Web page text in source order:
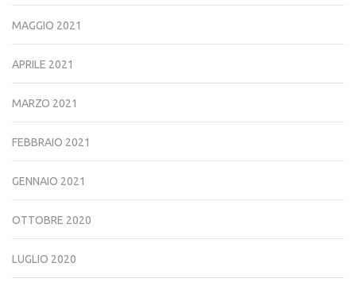
MAGGIO 2021
APRILE 2021
MARZO 2021
FEBBRAIO 2021
GENNAIO 2021
OTTOBRE 2020
LUGLIO 2020